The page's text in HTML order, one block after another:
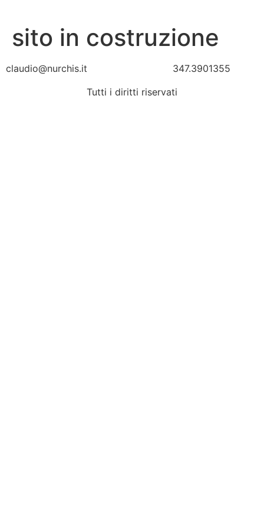
sito in costruzione
claudio@nurchis.it 347.3901355
Tutti i diritti riservati